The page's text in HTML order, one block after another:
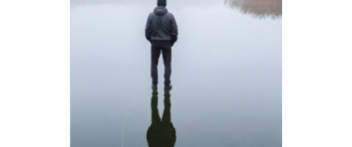
AGGIUNGI AL CARRELLO